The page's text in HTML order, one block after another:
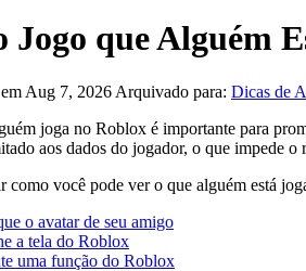
Jogo que Alguém
Aug 7, 2026 Arquivado para: Dicas de
joga no Roblox é importante para
aos dados do jogador, o que impede
como você pode ver o que alguém está
o avatar de seu amigo
a tela do Roblox
uma função do Roblox